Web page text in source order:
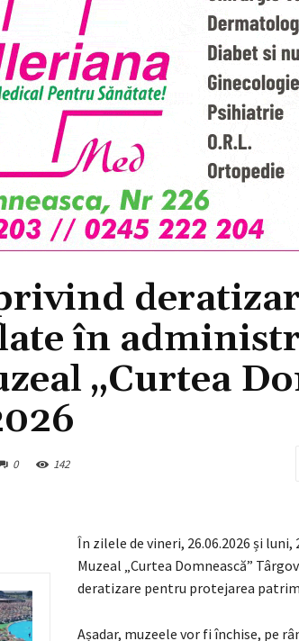
în
„Curtea
0 142
În zilele de vineri, 26.06.2026 și
Muzeal „Curtea Domnească”
deratizare pentru protejarea
Așadar, muzeele vor fi închise, pe